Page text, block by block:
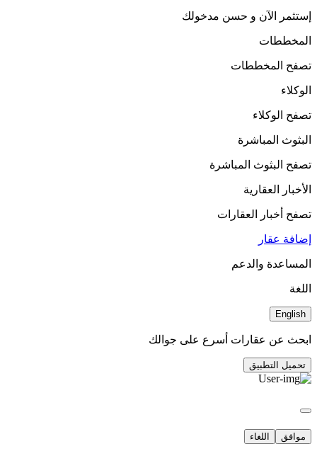
إستثمر الآن و حسن مدخولك
المخططات
تصفح المخططات
الوكلاء
تصفح الوكلاء
البثوث المباشرة
تصفح البثوث المباشرة
الأخبار العقارية
تصفح أخبار العقارات
إضافة عقار
المساعدة والدعم
اللغة
English
ابحث عن عقارات أسرع على جوالك
تحميل التطبيق
موافق اللغاء